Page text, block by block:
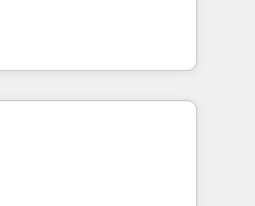
staff has earned
the HubSpot
conviction que la
par l’innovation web,
client ! C'est
la fois capables de
digitale et le pilotage